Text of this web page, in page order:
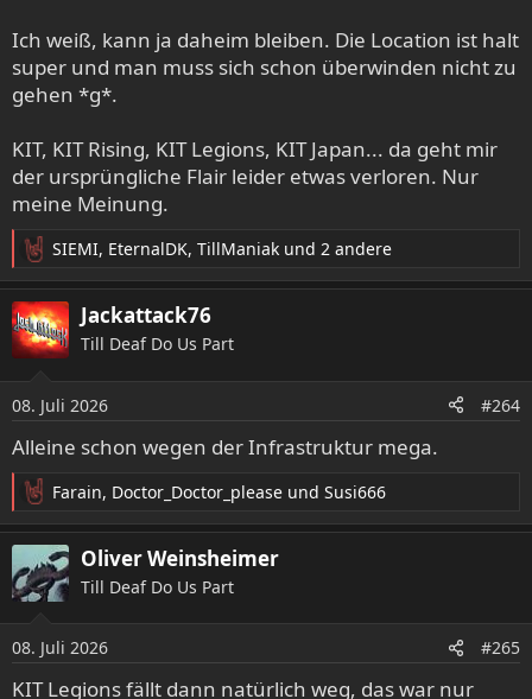
Ich weiß, kann ja daheim bleiben. Die Location ist halt
super und man muss sich schon überwinden nicht zu
gehen *g*.
KIT, KIT Rising, KIT Legions, KIT Japan... da geht mir
der ursprüngliche Flair leider etwas verloren. Nur
meine Meinung.
R
e
a
k
t
n
e
n
SIEMI, EternalDK, TillManiak und 2 andere
Jackattack76
Till Deaf Do Us Part
08. Juli 2026 #264
Alleine schon wegen der Infrastruktur mega.
R
e
a
k
t
n
e
Farain, Doctor_Doctor_please und Susi666
Oliver Weinsheimer
Till Deaf Do Us Part
08. Juli 2026 #265
KIT Legions fällt dann natürlich weg, das war nur